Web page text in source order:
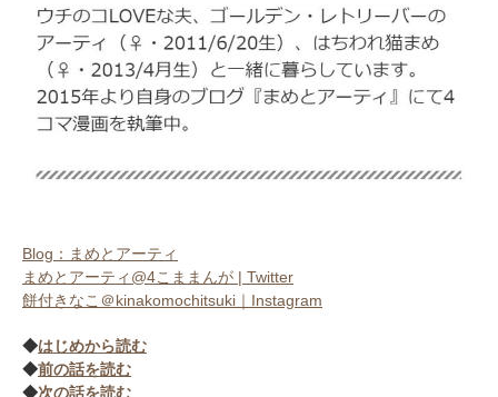
Blog：まめとアーティ
まめとアーティ@4こままんが | Twitter
餅付きなこ＠kinakomochitsuki｜Instagram
◆はじめから読む
◆前の話を読む
◆次の話を読む